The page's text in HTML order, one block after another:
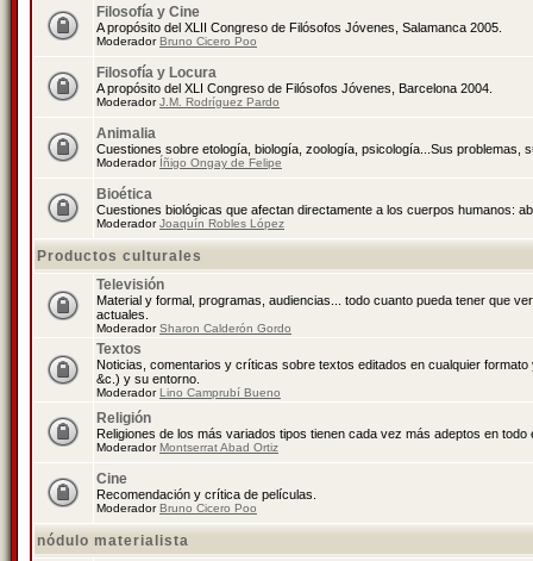
Filosofía y Cine
A propósito del XLII Congreso de Filósofos Jóvenes, Salamanca 2005.
ModeradorBruno Cicero Poo
Filosofía y Locura
A propósito del XLI Congreso de Filósofos Jóvenes, Barcelona 2004.
ModeradorJ.M. Rodríguez Pardo
Animalia
Cuestiones sobre etología, biología, zoología, psicología...Sus problemas,
Moderador Íñigo Ongay de Felipe
Bioética
Cuestiones biológicas que afectan directamente a los cuerpos humanos:
ModeradorJoaquín Robles López
Productos culturales
Televisión
Material y formal, programas, audiencias... todo cuanto pueda tener que
actuales.
ModeradorSharon Calderón Gordo
Textos
Noticias, comentarios y críticas sobre textos editados en cualquier
&c.) y su entorno.
ModeradorLino Camprubí Bueno
Religión
Religiones de los más variados tipos tienen cada vez más adeptos en todo
ModeradorMontserrat Abad Ortiz
Cine
Recomendación y crítica de películas.
ModeradorBruno Cicero Poo
nódulo materialista